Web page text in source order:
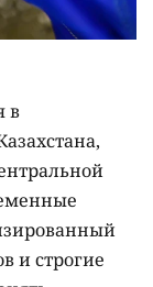
в
и строгие